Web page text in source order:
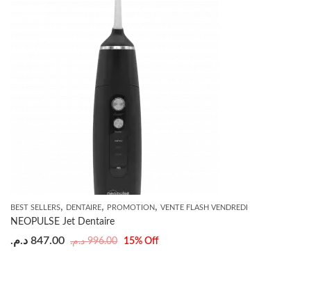
BEST SELLERS, DENTAIRE, PROMOTION, VENTE FLASH VENDREDI
NEOPULSE Jet Dentaire
996.00 د.م. 847.00 د.م. 15% Off